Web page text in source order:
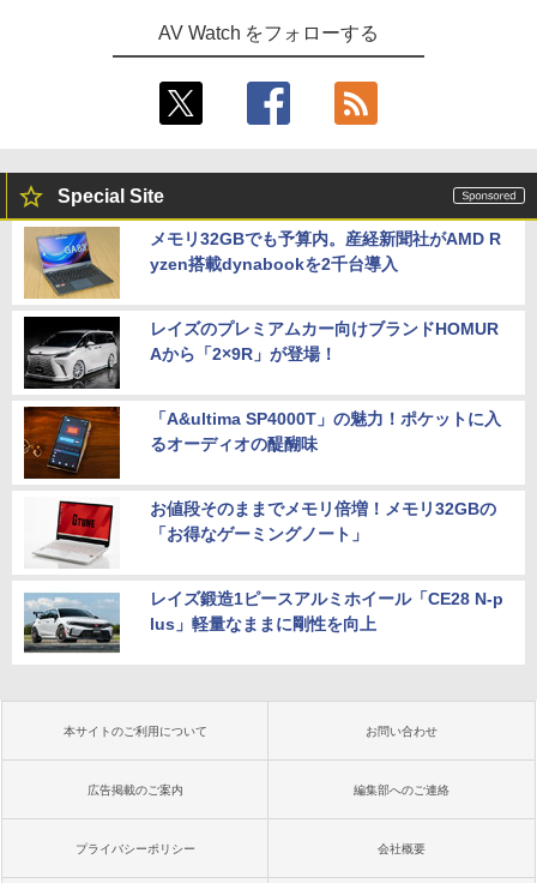
AV Watch をフォローする
Special Site
メモリ32GBでも予算内。産経新聞社がAMD R
yzen搭載dynabookを2千台導入
レイズのプレミアムカー向けブランドHOMUR
Aから「2×9R」が登場！
「A&ultima SP4000T」の魅力！ポケットに入
るオーディオの醍醐味
お値段そのままでメモリ倍増！メモリ32GBの
「お得なゲーミングノート」
レイズ鍛造1ピースアルミホイール「CE28 N-p
lus」軽量なままに剛性を向上
本サイトのご利用について お問い合わせ
広告掲載のご案内 編集部へのご連絡
プライバシーポリシー 会社概要